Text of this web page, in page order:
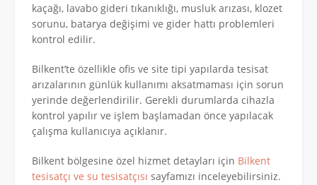
kaçağı, lavabo gideri tıkanıklığı, musluk arızası, klozet
sorunu, batarya değişimi ve gider hattı problemleri
kontrol edilir.
Bilkent’te özellikle ofis ve site tipi yapılarda tesisat
arızalarının günlük kullanımı aksatmaması için sorun
yerinde değerlendirilir. Gerekli durumlarda cihazla
kontrol yapılır ve işlem başlamadan önce yapılacak
çalışma kullanıcıya açıklanır.
Bilkent bölgesine özel hizmet detayları için Bilkent
tesisatçı ve su tesisatçısı sayfamızı inceleyebilirsiniz.